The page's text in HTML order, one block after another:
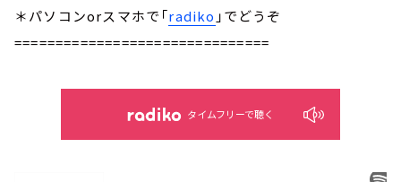
＊パソコンorスマホで「radiko 」でどうぞ
===============================
タイムフリーで聴く